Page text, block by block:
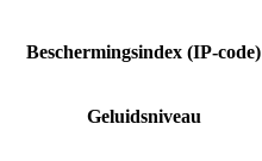
Beschermingsindex (IP-code)
Geluidsniveau